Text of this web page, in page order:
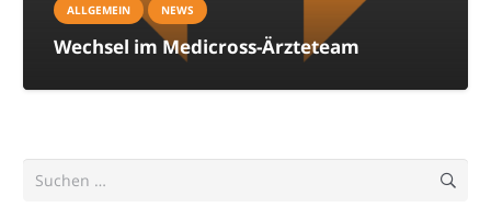
ALLGEMEIN NEWS
Wechsel im Medicross-Ärzteteam
Suchen